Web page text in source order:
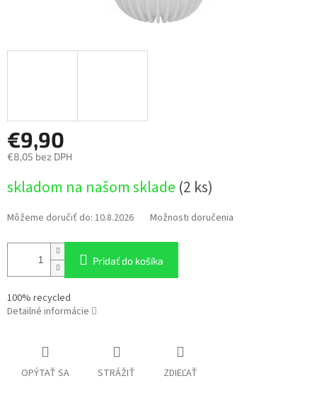
€9,90
€8,05 bez DPH
cena:
skladom na našom sklade (2 ks)
Môžeme doručiť do: 10.8.2026 Možnosti doručenia
Pridať do košíka
100% recycled
Detailné informácie
OPÝTAŤ SA STRÁŽIŤ ZDIEĽAŤ